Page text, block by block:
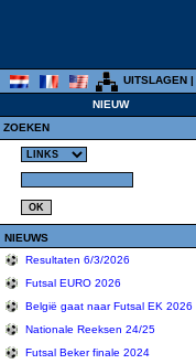
UITSLAGEN |
NIEUW
ZOEKEN
NIEUWS
Resultaten 6/3/2026
Futsal EURO 2026
België gaat naar Futsal EK 2026
Nationale Reeksen 24/25
Futsal Beker finale 2024